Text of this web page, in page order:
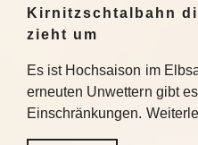
Kirnitzschtalbahn
zieht um
Es ist Hochsaison im
erneuten Unwettern gibt
Einschränkungen.